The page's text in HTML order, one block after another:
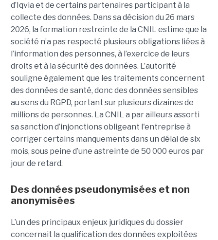
d’Iqvia et de certains partenaires participant à la
collecte des données. Dans sa décision du 26 mars
2026, la formation restreinte de la CNIL estime que la
société n’a pas respecté plusieurs obligations liées à
l’information des personnes, à l’exercice de leurs
droits et à la sécurité des données. L’autorité
souligne également que les traitements concernent
des données de santé, donc des données sensibles
au sens du RGPD, portant sur plusieurs dizaines de
millions de personnes. La CNIL a par ailleurs assorti
sa sanction d’injonctions obligeant l'entreprise à
corriger certains manquements dans un délai de six
mois, sous peine d’une astreinte de 50 000 euros par
jour de retard.
Des données pseudonymisées et non
anonymisées
L’un des principaux enjeux juridiques du dossier
concernait la qualification des données exploitées